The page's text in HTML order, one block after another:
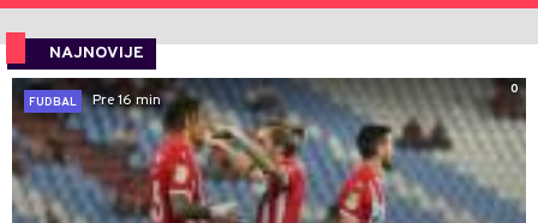
NAJNOVIJE
0
FUDBAL
Pre 16 min